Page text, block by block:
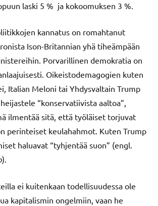
laski 5 % ja kokoomuksen 3 %.
kannatus on romahtanut
Ison-Britannian yhä tiheämpään
Porvarillinen demokratia on
Oikeistodemagogien kuten
Italian Meloni tai Yhdysvaltain Trump
“konservatiivista aaltoa”,
ilmentää sitä, että työläiset torjuvat
perinteiset keulahahmot. Kuten Trump
haluavat “tyhjentää suon” (engl.
).
ei kuitenkaan todellisuudessa ole
kapitalismin ongelmiin, vaan he